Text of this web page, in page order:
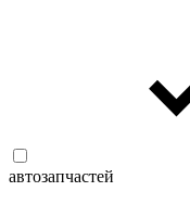
автозапчастей